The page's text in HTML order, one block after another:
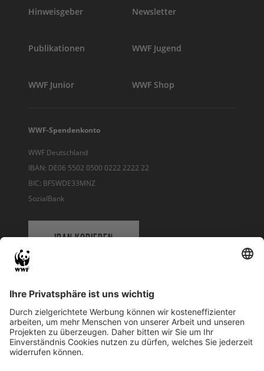
Hinweisgeber Newsletter
Publikationen WWF Jugend
WWF Junior WWF Shop
WWF-Spendenkonto
WWF Deutschland
IBAN: DE06 5502 0500 0222 2222 22
BIC: BFSWDE33MNZ
SozialBank
IBAN KOPIEREN
WWF Deutschland
Reinhardtstr. 18
10117 Berlin